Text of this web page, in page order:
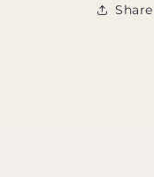
Share